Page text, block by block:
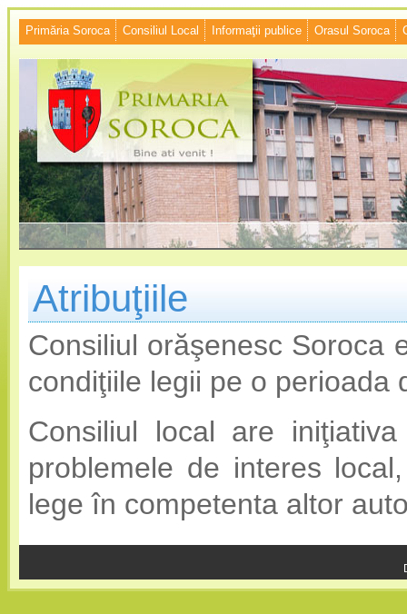
Primăria Soroca Consiliul Local Informaţii publice Orasul Soroca
Atribuţiile
Consiliul orăşenesc Soroca
condiţiile legii pe o perioada
Consiliul local are
problemele de interes
lege în competenta altor